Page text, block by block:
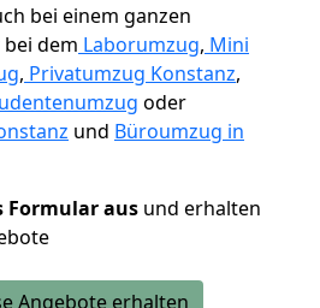
bei einem ganzen
dem Laborumzug, Mini
, Privatumzug Konstanz,
oder
und Büroumzug in
Formular aus und erhalten
Angebote erhalten